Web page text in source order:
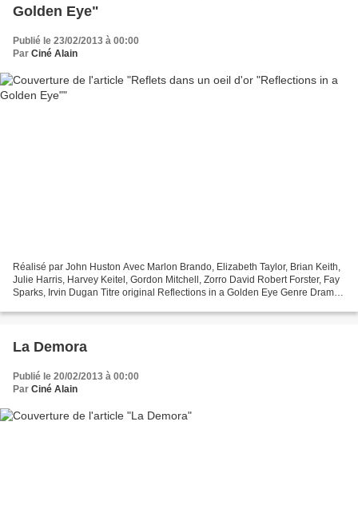
Golden Eye"
Publié le 23/02/2013 à 00:00
Par Ciné Alain
Réalisé par John Huston Avec Marlon Brando, Elizabeth Taylor, Brian Keith,
Julie Harris, Harvey Keitel, Gordon Mitchell, Zorro David Robert Forster, Fay
Sparks, Irvin Dugan Titre original Reflections in a Golden Eye Genre Drame
La Demora
Publié le 20/02/2013 à 00:00
Par Ciné Alain